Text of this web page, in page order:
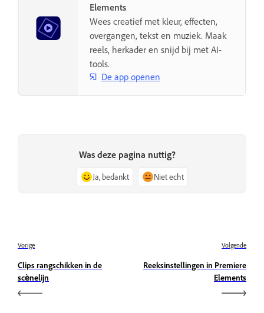
Elements
Wees creatief met kleur, effecten,
overgangen, tekst en muziek. Maak
reels, herkader en snijd bij met AI-
tools.
De app openen
Was deze pagina nuttig?
Ja, bedankt Niet echt
Vorige
Clips rangschikken in de
scènelijn
Volgende
Reeksinstellingen in Premiere
Elements